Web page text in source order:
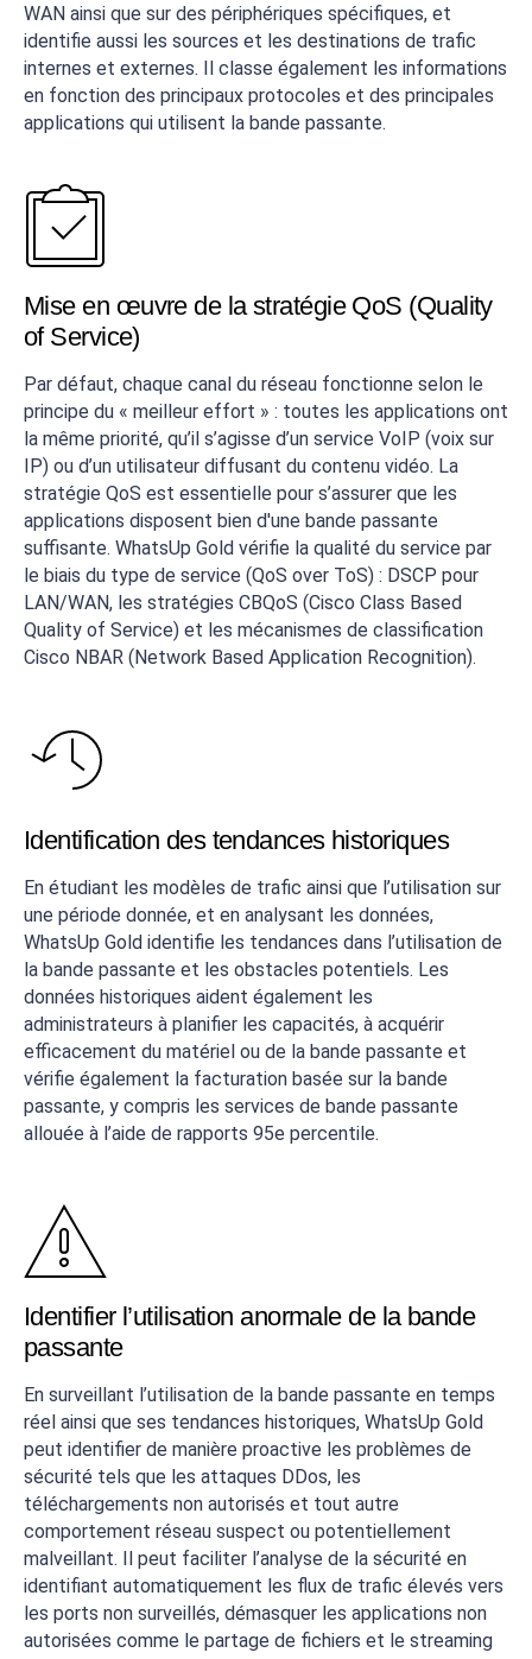
WAN ainsi que sur des périphériques spécifiques, et
identifie aussi les sources et les destinations de trafic
internes et externes. Il classe également les informations
en fonction des principaux protocoles et des principales
applications qui utilisent la bande passante.
Mise en œuvre de la stratégie QoS (Quality
of Service)
Par défaut, chaque canal du réseau fonctionne selon le
principe du « meilleur effort » : toutes les applications ont
la même priorité, qu’il s’agisse d’un service VoIP (voix sur
IP) ou d’un utilisateur diffusant du contenu vidéo. La
stratégie QoS est essentielle pour s’assurer que les
applications disposent bien d'une bande passante
suffisante. WhatsUp Gold vérifie la qualité du service par
le biais du type de service (QoS over ToS) : DSCP pour
LAN/WAN, les stratégies CBQoS (Cisco Class Based
Quality of Service) et les mécanismes de classification
Cisco NBAR (Network Based Application Recognition).
Identification des tendances historiques
En étudiant les modèles de trafic ainsi que l’utilisation sur
une période donnée, et en analysant les données,
WhatsUp Gold identifie les tendances dans l’utilisation de
la bande passante et les obstacles potentiels. Les
données historiques aident également les
administrateurs à planifier les capacités, à acquérir
efficacement du matériel ou de la bande passante et
vérifie également la facturation basée sur la bande
passante, y compris les services de bande passante
allouée à l’aide de rapports 95e percentile.
Identifier l’utilisation anormale de la bande
passante
En surveillant l’utilisation de la bande passante en temps
réel ainsi que ses tendances historiques, WhatsUp Gold
peut identifier de manière proactive les problèmes de
sécurité tels que les attaques DDos, les
téléchargements non autorisés et tout autre
comportement réseau suspect ou potentiellement
malveillant. Il peut faciliter l’analyse de la sécurité en
identifiant automatiquement les flux de trafic élevés vers
les ports non surveillés, démasquer les applications non
autorisées comme le partage de fichiers et le streaming